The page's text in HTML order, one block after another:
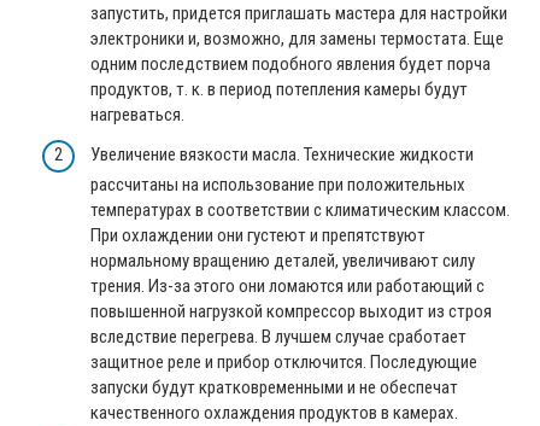
запустить, придется приглашать мастера для настройки
электроники и, возможно, для замены термостата. Еще
одним последствием подобного явления будет порча
продуктов, т. к. в период потепления камеры будут
нагреваться.
Увеличение вязкости масла. Технические жидкости
рассчитаны на использование при положительных
температурах в соответствии с климатическим классом.
При охлаждении они густеют и препятствуют
нормальному вращению деталей, увеличивают силу
трения. Из-за этого они ломаются или работающий с
повышенной нагрузкой компрессор выходит из строя
вследствие перегрева. В лучшем случае сработает
защитное реле и прибор отключится. Последующие
запуски будут кратковременными и не обеспечат
качественного охлаждения продуктов в камерах.